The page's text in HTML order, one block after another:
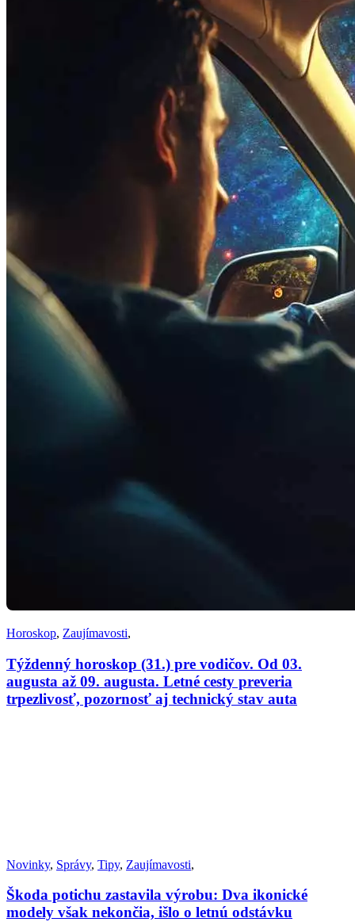
Horoskop, Zaujímavosti,
Týždenný horoskop (31.) pre vodičov. Od 03.
augusta až 09. augusta. Letné cesty preveria
trpezlivosť, pozornosť aj technický stav auta
Novinky, Správy, Tipy, Zaujímavosti,
Škoda potichu zastavila výrobu: Dva ikonické
modely však nekončia, išlo o letnú odstávku